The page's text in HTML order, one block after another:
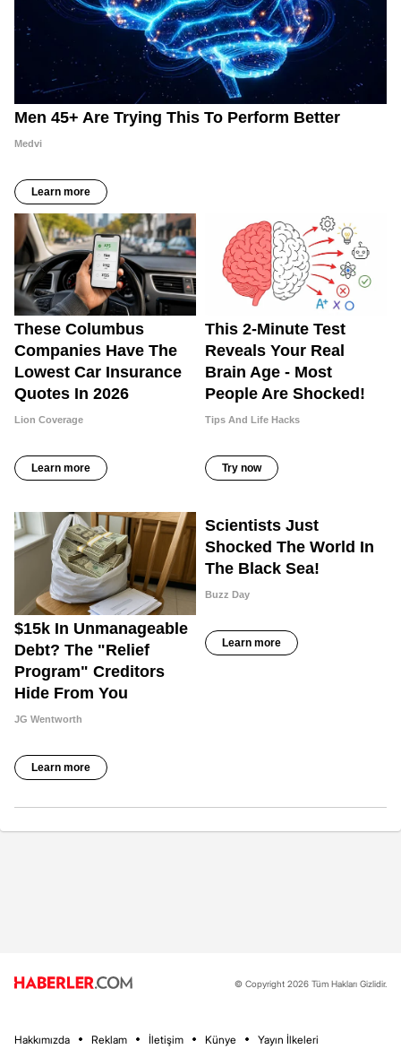
© Copyright 2026 Tüm Hakları Gizlidir.
Hakkımızda Reklam İletişim Künye Yayın İlkeleri